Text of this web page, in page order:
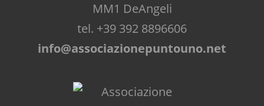
MM1 DeAngeli
tel. +39 392 8896606
info@associazionepuntouno.net